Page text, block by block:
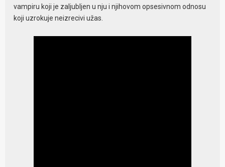
vampiru koji je zaljubljen u nju i njihovom opsesivnom odnosu
koji uzrokuje neizrecivi užas.